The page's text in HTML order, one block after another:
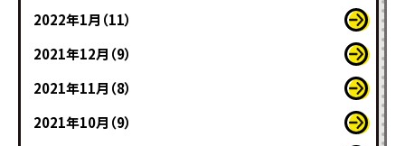
2022年1月（11）
2021年12月（9）
2021年11月（8）
2021年10月（9）